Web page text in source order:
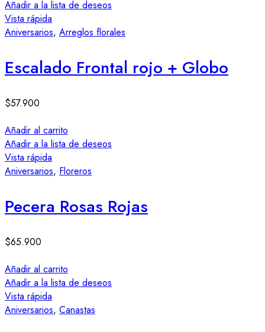
Añadir a la lista de deseos
Vista rápida
Aniversarios, Arreglos florales
Escalado Frontal rojo + Globo
$57.900
Añadir al carrito
Añadir a la lista de deseos
Vista rápida
Aniversarios, Floreros
Pecera Rosas Rojas
$65.900
Añadir al carrito
Añadir a la lista de deseos
Vista rápida
Aniversarios, Canastas